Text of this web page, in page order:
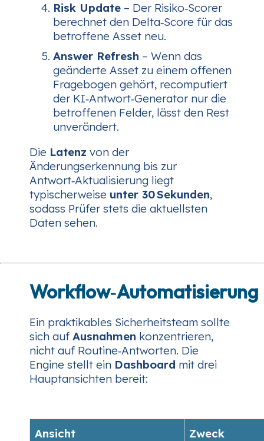
Risk Update – Der Risiko‑Scorer
berechnet den Delta‑Score für das
betroffene Asset neu.
Answer Refresh – Wenn das
geänderte Asset zu einem offenen
Fragebogen gehört, recomputiert
der KI‑Antwort‑Generator nur die
betroffenen Felder, lässt den Rest
unverändert.
Die Latenz von der
Änderungserkennung bis zur
Antwort‑Aktualisierung liegt
typischerweise unter 30 Sekunden,
sodass Prüfer stets die aktuellsten
Daten sehen.
Workflow‑Automatisierung
Ein praktikables Sicherheitsteam sollte
sich auf Ausnahmen konzentrieren,
nicht auf Routine‑Antworten. Die
Engine stellt ein Dashboard mit drei
Hauptansichten bereit:
Ansicht Zweck